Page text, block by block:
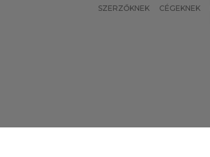
SZERZŐKNEK CÉGEKNEK